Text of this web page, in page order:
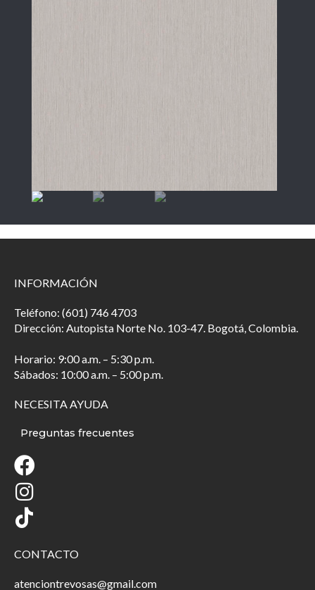
INFORMACIÓN
Teléfono: (601) 746 4703
Dirección: Autopista Norte No. 103-47. Bogotá, Colombia.
Horario: 9:00 a.m. – 5:30 p.m.
Sábados: 10:00 a.m. – 5:00 p.m.
NECESITA AYUDA
Preguntas frecuentes
CONTACTO
atenciontrevosas@gmail.com